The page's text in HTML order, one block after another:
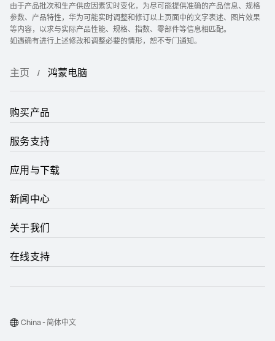
由于产品批次和生产供应因素实时变化，为尽可能提供准确的产品信息、规格
参数、产品特性，华为可能实时调整和修订以上页面中的文字表述、图片效果
等内容，以求与实际产品性能、规格、指数、零部件等信息相匹配。
如遇确有进行上述修改和调整必要的情形，恕不专门通知。
主页 鸿蒙电脑
购买产品
服务支持
应用与下载
新闻中心
关于我们
在线支持
China - 简体中文